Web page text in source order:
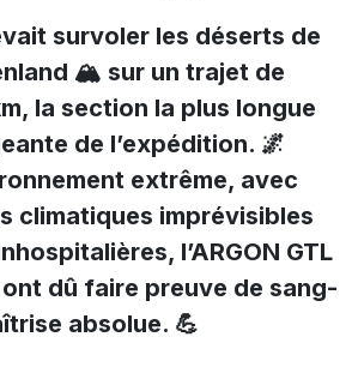
survoler les déserts de
🏔️ sur un trajet de
la section la plus longue
de l’expédition. 🌌
extrême, avec
climatiques imprévisibles
l’ARGON GTL
dû faire preuve de sang-
absolue. 💪